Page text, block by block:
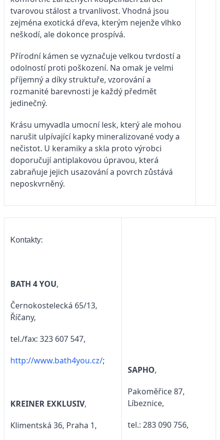
tvarovou stálost a trvanlivost. Vhodná jsou
zejména exotická dřeva, kterým nejenže vlhko
neškodí, ale dokonce prospívá.
Přírodní kámen se vyznačuje velkou tvrdostí a
odolností proti poškození. Na omak je velmi
příjemný a díky struktuře, vzorování a
rozmanité barevnosti je každý předmět
jedinečný.
Krásu umyvadla umocní lesk, který ale mohou
narušit ulpívající kapky mineralizované vody a
nečistot. U keramiky a skla proto výrobci
doporučují antiplakovou úpravou, která
zabraňuje jejich usazování a povrch zůstává
neposkvrněný.
Kontakty:
BATH 4 YOU,
Černokostelecká 65/13,
Říčany,
tel./fax: 323 607 547,
http://www.bath4you.cz/;
KREINER EXKLUSIV,
Klimentská 36, Praha 1,
SAPHO,
Pakoměřice 87,
Líbeznice,
tel.: 283 090 756,